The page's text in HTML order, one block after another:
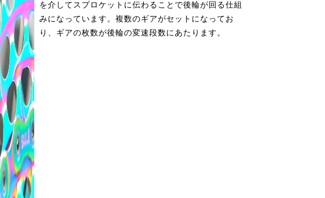
を介してスプロケットに伝わることで後輪が回る仕組
みになっています。複数のギアがセットになってお
り、ギアの枚数が後輪の変速段数にあたります。